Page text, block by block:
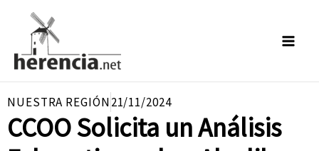
contenido
NUESTRA REGIÓN21/11/2024
CCOO Solicita un Análisis